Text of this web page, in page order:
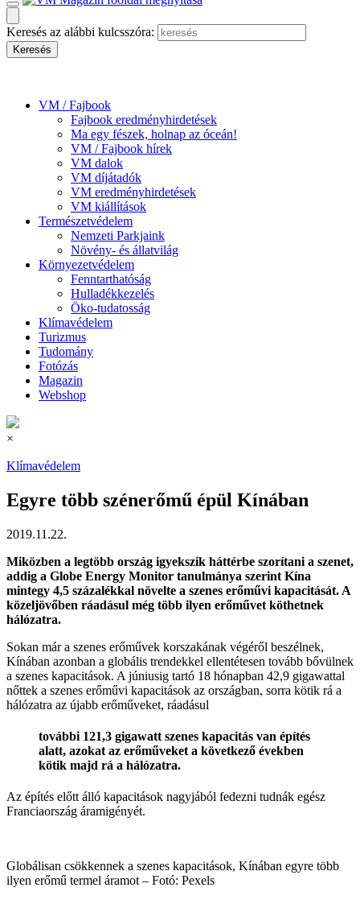
Keresés az alábbi kulcsszóra:
VM / Fajbook
Fajbook eredményhirdetések
Ma egy fészek, holnap az óceán!
VM / Fajbook hírek
VM dalok
VM díjátadók
VM eredményhirdetések
VM kiállítások
Természetvédelem
Nemzeti Parkjaink
Növény- és állatvilág
Környezetvédelem
Fenntarthatóság
Hulladékkezelés
Öko-tudatosság
Klímavédelem
Turizmus
Tudomány
Fotózás
Magazin
Webshop
×
Klímavédelem
Egyre több szénerőmű épül Kínában
2019.11.22.
Miközben a legtöbb ország igyekszik háttérbe szorítani a szenet,
addig a Globe Energy Monitor tanulmánya szerint Kína
mintegy 4,5 százalékkal növelte a szenes erőművi kapacitását. A
közeljövőben ráadásul még több ilyen erőművet köthetnek
hálózatra.
Sokan már a szenes erőművek korszakának végéről beszélnek,
Kínában azonban a globális trendekkel ellentétesen tovább bővülnek
a szenes kapacitások. A júniusig tartó 18 hónapban 42,9 gigawattal
nőttek a szenes erőművi kapacitások az országban, sorra kötik rá a
hálózatra az újabb erőműveket, ráadásul
további 121,3 gigawatt szenes kapacitás van építés
alatt, azokat az erőműveket a következő években
kötik majd rá a hálózatra.
Az építés előtt álló kapacitások nagyjából fedezni tudnák egész
Franciaország áramigényét.
Globálisan csökkennek a szenes kapacitások, Kínában egyre több
ilyen erőmű termel áramot – Fotó: Pexels